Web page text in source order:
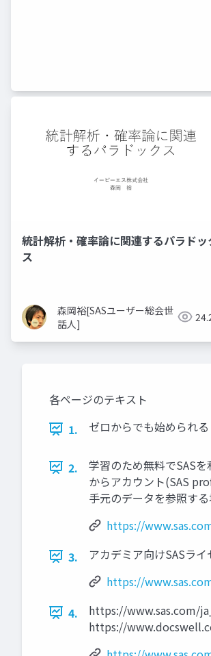
統計解析・確率論に関連するパラドッ
ス
森岡裕[SASユーザー総会世
話人]
各ページのテキスト
1.
ゼロからでも始められ
2.
学習のため無料でSAS
からアカウント(SAS
手元のデータを参照す
https://
3.
アカデミア向けSASラ
https://
4.
https://www.sas.com/
https://